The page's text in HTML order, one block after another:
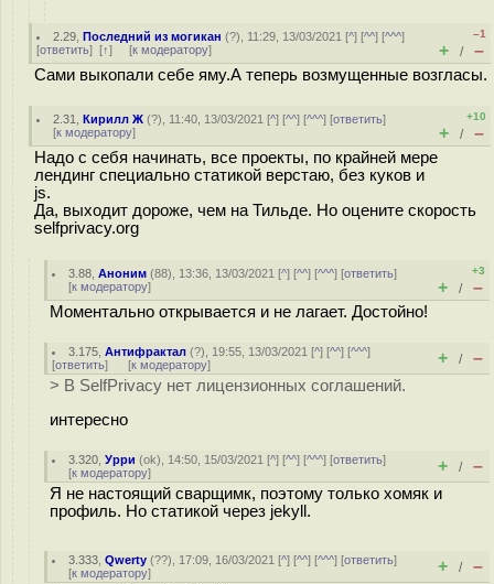
2.29 ,Последний из могикан (?), 11:29, 13/03/2021 [^] [^^] [^^^]
[ответить] [↑] [к модератору]
–1
+ / –
Сами выкопали себе яму.А теперь возмущенные возгласы.
2.31 ,Кирилл Ж (?), 11:40, 13/03/2021 [^] [^^] [^^^] [ответить]
[к модератору]
+10
+ / –
Надо с себя начинать, все проекты, по крайней мере
лендинг специально статикой верстаю, без куков и
js.
Да, выходит дороже, чем на Тильде. Но оцените скорость
selfprivacy.org
3.88 ,Аноним (88), 13:36, 13/03/2021 [^] [^^] [^^^] [ответить]
[к модератору]
+3
+ / –
Моментально открывается и не лагает. Достойно!
3.175 ,Антифрактал (?), 19:55, 13/03/2021 [^] [^^] [^^^]
[ответить] [к модератору] + / –
> В SelfPrivacy нет лицензионных соглашений.
интересно
3.320 ,Урри (ok), 14:50, 15/03/2021 [^] [^^] [^^^] [ответить]
[к модератору] + / –
Я не настоящий сварщимк, поэтому только хомяк и
профиль. Но статикой через jekyll.
3.333 ,Qwerty (??), 17:09, 16/03/2021 [^] [^^] [^^^] [ответить]
[к модератору] + / –